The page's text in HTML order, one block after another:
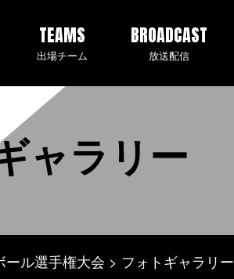
TEAMS
出場チーム
BROADCAST
放送配信
ャラリー
ル選手権大会 フォトギャラリー